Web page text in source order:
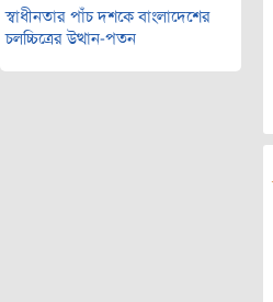
স্বাধীনতার পাঁচ দশকে বাংলাদেশের
চলচ্চিত্রের উত্থান-পতন